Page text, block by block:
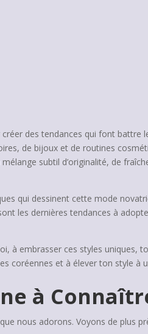
des tendances qui font battre
de bijoux et de routines
subtil d’originalité, de
qui dessinent cette mode
les dernières tendances à
à embrasser ces styles uniques,
coréennes et à élever ton style à
à
nous adorons. Voyons de plus